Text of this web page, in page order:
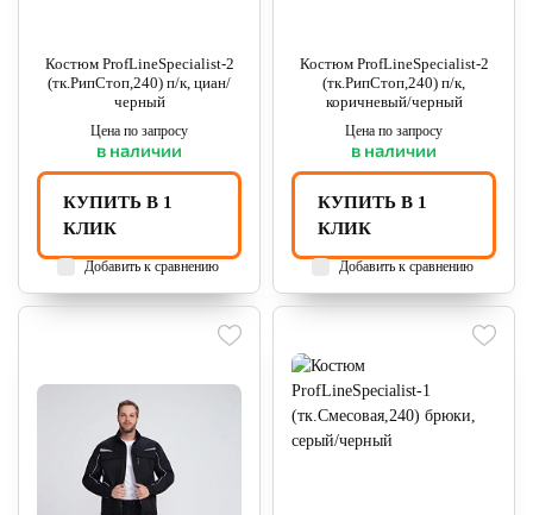
Костюм ProfLineSpecialist-2
(тк.РипСтоп,240) п/к, циан/
черный
Цена по запросу
в наличии
КУПИТЬ В 1
КЛИК
Добавить к сравнению
Костюм ProfLineSpecialist-2
(тк.РипСтоп,240) п/к,
коричневый/черный
Цена по запросу
в наличии
КУПИТЬ В 1
КЛИК
Добавить к сравнению